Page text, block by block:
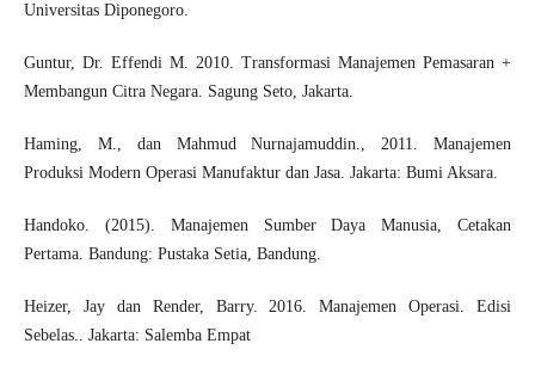
Universitas Diponegoro.
Guntur, Dr. Effendi M. 2010. Transformasi Manajemen Pemasaran +
Membangun Citra Negara. Sagung Seto, Jakarta.
Haming, M., dan Mahmud Nurnajamuddin., 2011. Manajemen
Produksi Modern Operasi Manufaktur dan Jasa. Jakarta: Bumi Aksara.
Handoko. (2015). Manajemen Sumber Daya Manusia, Cetakan
Pertama. Bandung: Pustaka Setia, Bandung.
Heizer, Jay dan Render, Barry. 2016. Manajemen Operasi. Edisi
Sebelas.. Jakarta: Salemba Empat